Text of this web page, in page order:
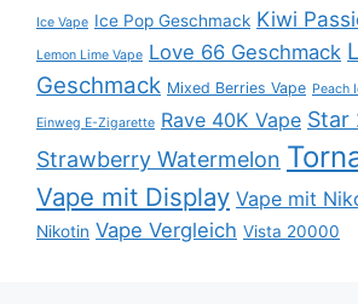
Ice Vape Ice Pop Geschmack Kiwi
Lemon Lime Vape Love 66 Geschmack
Geschmack Mixed Berries Vape Peach
Einweg E-Zigarette Rave 40K Vape Star
Strawberry Watermelon
Vape mit Display Vape mit
Nikotin Vape Vergleich Vista 20000